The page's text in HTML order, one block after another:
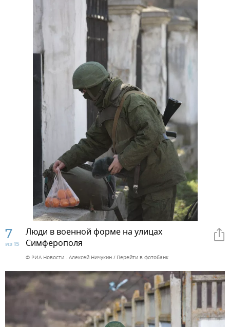
7
из 15
Люди в военной форме на улицах
Симферополя
© РИА Новости . Алексей Ничукин Перейти в фотобанк